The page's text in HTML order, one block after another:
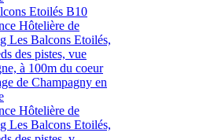
Etoilés B10
Hôtelière de
Les Balcons Etoilés,
des pistes, vue
à 100m du coeur
de Champagny en
Hôtelière de
Les Balcons Etoilés,